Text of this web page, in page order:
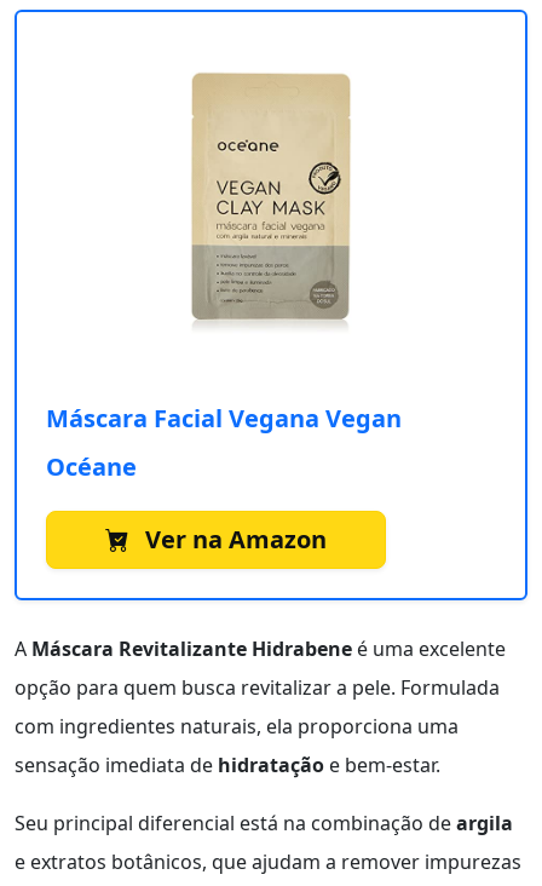
Máscara Facial Vegana Vegan
Océane
Ver na Amazon
A Máscara Revitalizante Hidrabene é uma excelente
opção para quem busca revitalizar a pele. Formulada
com ingredientes naturais, ela proporciona uma
sensação imediata de hidratação e bem-estar.
Seu principal diferencial está na combinação deargila
e extratos botânicos, que ajudam a remover impurezas